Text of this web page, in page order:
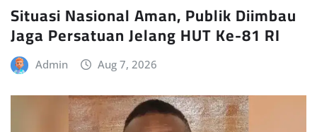
Situasi Nasional Aman, Publik Diimbau
Jaga Persatuan Jelang HUT Ke-81 RI
Admin Aug 7, 2026